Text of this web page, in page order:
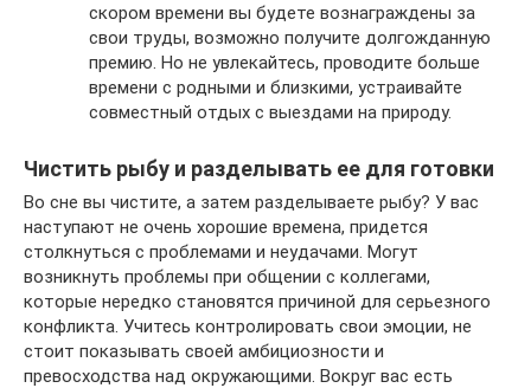
скором времени вы будете вознаграждены за
свои труды, возможно получите долгожданную
премию. Но не увлекайтесь, проводите больше
времени с родными и близкими, устраивайте
совместный отдых с выездами на природу.
Чистить рыбу и разделывать ее для готовки
Во сне вы чистите, а затем разделываете рыбу? У вас
наступают не очень хорошие времена, придется
столкнуться с проблемами и неудачами. Могут
возникнуть проблемы при общении с коллегами,
которые нередко становятся причиной для серьезного
конфликта. Учитесь контролировать свои эмоции, не
стоит показывать своей амбициозности и
превосходства над окружающими. Вокруг вас есть